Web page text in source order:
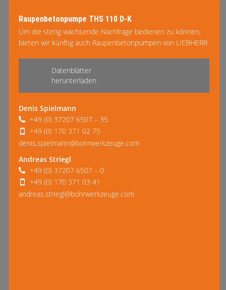
Raupenbetonpumpe THS 110 D-K
Um die stetig wachsende Nachfrage bedienen zu können,
bieten wir künftig auch Raupenbetonpumpen von LIEBHERR
Bauweise lassen sich flexibel manövrieren und sind speziell
entwickelt worden.
mehr lesen
Datenblätter
herunterladen
Denis Spielmann
+49 (0) 37207 6507 – 35
+49 (0) 170 371 02 75
denis.spielmann@bohrwerkzeuge.com
Andreas Striegl
+49 (0) 37207 6507 – 0
+49 (0) 170 371 03 41
andreas.striegl@bohrwerkzeuge.com